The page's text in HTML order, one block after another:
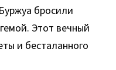
бросили
Этот вечный
и бесталанного